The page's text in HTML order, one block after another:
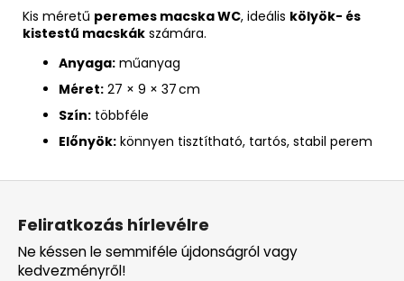
Kis méretű peremes macska WC, ideális kölyök- és
kistestű macskák számára.
Anyaga: műanyag
Méret: 27 × 9 × 37 cm
Szín: többféle
Előnyök: könnyen tisztítható, tartós, stabil perem
L
Feliratkozás hírlevélre
Ne késsen le semmiféle újdonságról vagy
kedvezményről!